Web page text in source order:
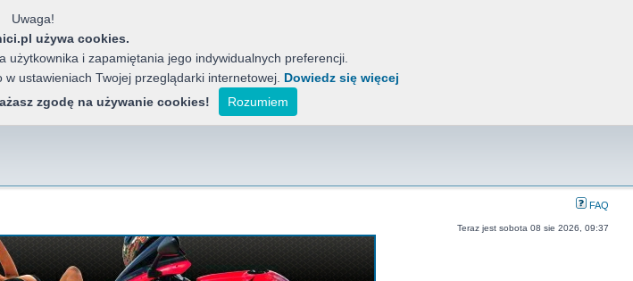
Banici Azjatyckich Motocykli
Forum miłośników chińskich motocykli, jak również koreańskich, indyjskich i japońskich.
FAQ
Teraz jest sobota 08 sie 2026, 09:37
Uwaga!
używa cookies.
użytkownika i zapamiętania jego indywidualnych preferencji.
ustawieniach Twojej przeglądarki internetowej. Dowiedz się więcej
zgodę na używanie cookies!
Rozumiem